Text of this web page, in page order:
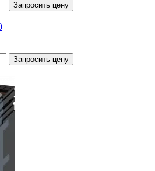
Запросить цену
Запросить цену